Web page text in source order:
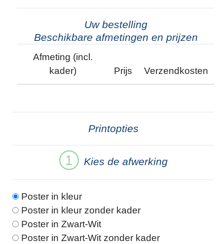
Uw bestelling
Beschikbare afmetingen en prijzen
Afmeting (incl.
kader)
Prijs Verzendkosten
Printopties
Kies de afwerking
Poster in kleur
Poster in kleur zonder kader
Poster in Zwart-Wit
Poster in Zwart-Wit zonder kader